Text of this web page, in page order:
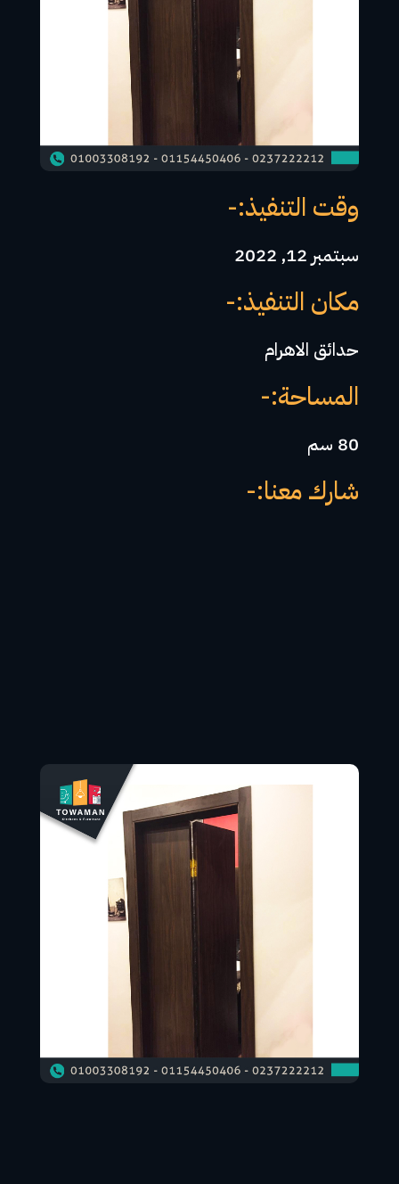
وقت التنفيذ:-
سبتمبر 12, 2022
مكان التنفيذ:-
حدائق الاهرام
المساحة:-
80 سم
شارك معنا:-